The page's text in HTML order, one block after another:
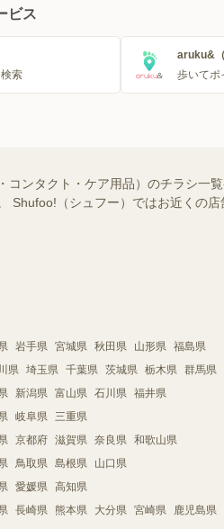
ビス
索
aruku&（
歩いてポ
コンタクト・ケア用品）のチラシ一
Shufoo!（シュフー）ではお近くの
岩手県 宮城県 秋田県 山形県 福島県
県 埼玉県 千葉県 茨城県 栃木県 群馬県
新潟県 富山県 石川県 福井県
岐阜県 三重県
京都府 滋賀県 奈良県 和歌山県
鳥取県 島根県 山口県
愛媛県 高知県
長崎県 熊本県 大分県 宮崎県 鹿児島県